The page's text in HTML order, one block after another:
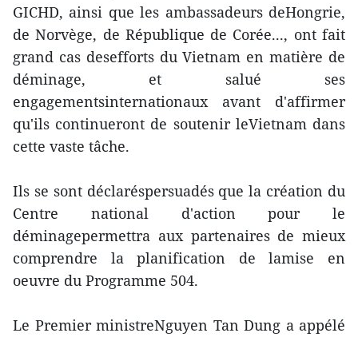
GICHD, ainsi que les ambassadeurs deHongrie,
de Norvège, de République de Corée..., ont fait
grand cas desefforts du Vietnam en matière de
déminage, et salué ses
engagementsinternationaux avant d'affirmer
qu'ils continueront de soutenir leVietnam dans
cette vaste tâche.
Ils se sont déclaréspersuadés que la création du
Centre national d'action pour le
déminagepermettra aux partenaires de mieux
comprendre la planification de lamise en
oeuvre du Programme 504.
Le Premier ministreNguyen Tan Dung a appélé